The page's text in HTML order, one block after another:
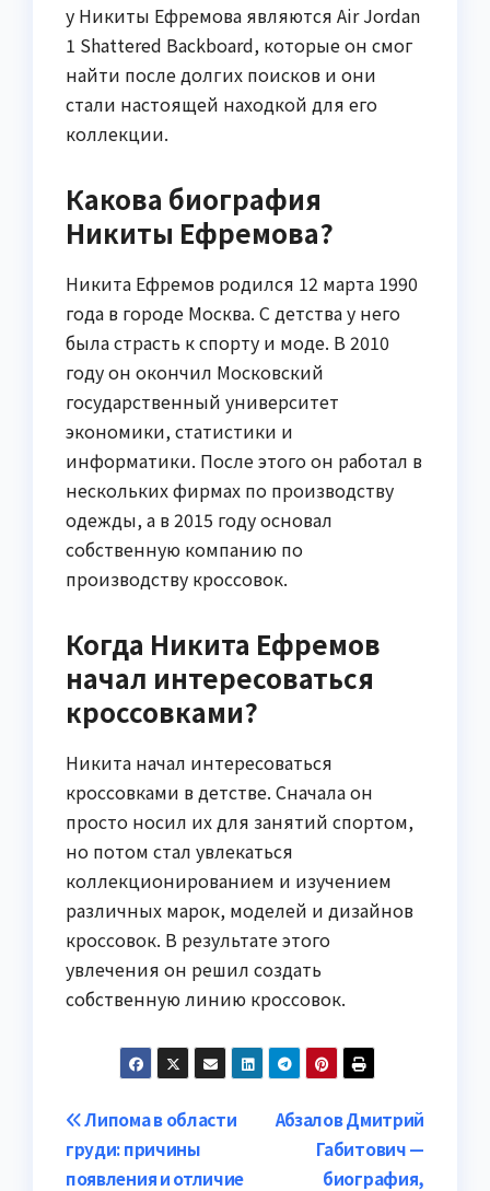
у Никиты Ефремова являются Air Jordan
1 Shattered Backboard, которые он смог
найти после долгих поисков и они
стали настоящей находкой для его
коллекции.
Какова биография
Никиты Ефремова?
Никита Ефремов родился 12 марта 1990
года в городе Москва. С детства у него
была страсть к спорту и моде. В 2010
году он окончил Московский
государственный университет
экономики, статистики и
информатики. После этого он работал в
нескольких фирмах по производству
одежды, а в 2015 году основал
собственную компанию по
производству кроссовок.
Когда Никита Ефремов
начал интересоваться
кроссовками?
Никита начал интересоваться
кроссовками в детстве. Сначала он
просто носил их для занятий спортом,
но потом стал увлекаться
коллекционированием и изучением
различных марок, моделей и дизайнов
кроссовок. В результате этого
увлечения он решил создать
собственную линию кроссовок.
Навигация
по
Абзалов Дмитрий
Габитович —
биография,
Липома в области
груди: причины
появления и отличие